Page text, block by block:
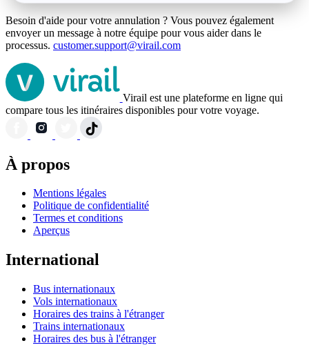
Besoin d'aide pour votre annulation ? Vous pouvez également
envoyer un message à notre équipe pour vous aider dans le
processus. customer.support@virail.com
Virail est une plateforme en ligne qui
compare tous les itinéraires disponibles pour votre voyage.
À propos
Mentions légales
Politique de confidentialité
Termes et conditions
Aperçus
International
Bus internationaux
Vols internationaux
Horaires des trains à l'étranger
Trains internationaux
Horaires des bus à l'étranger